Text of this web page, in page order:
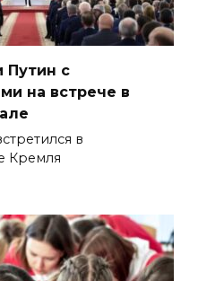
Путин с
на встрече в
в
Кремля